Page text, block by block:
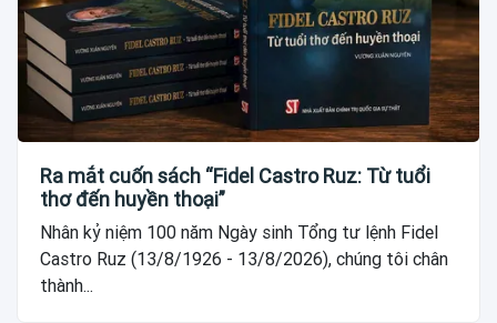
Ra mắt cuốn sách “Fidel Castro Ruz: Từ tuổi
thơ đến huyền thoại”
Nhân kỷ niệm 100 năm Ngày sinh Tổng tư lệnh Fidel
Castro Ruz (13/8/1926 - 13/8/2026), chúng tôi chân
thành...